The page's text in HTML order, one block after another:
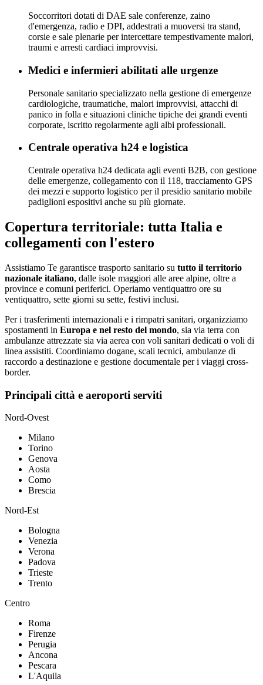
Soccorritori dotati di DAE sale conferenze, zaino
d'emergenza, radio e DPI, addestrati a muoversi tra stand,
corsie e sale plenarie per intercettare tempestivamente malori,
traumi e arresti cardiaci improvvisi.
Medici e infermieri abilitati alle urgenze
Personale sanitario specializzato nella gestione di emergenze
cardiologiche, traumatiche, malori improvvisi, attacchi di
panico in folla e situazioni cliniche tipiche dei grandi eventi
corporate, iscritto regolarmente agli albi professionali.
Centrale operativa h24 e logistica
Centrale operativa h24 dedicata agli eventi B2B, con gestione
delle emergenze, collegamento con il 118, tracciamento GPS
dei mezzi e supporto logistico per il presidio sanitario mobile
padiglioni espositivi anche su più giornate.
Copertura territoriale: tutta Italia e
collegamenti con l'estero
Assistiamo Te garantisce trasporto sanitario su tutto il territorio
nazionale italiano, dalle isole maggiori alle aree alpine, oltre a
province e comuni periferici. Operiamo ventiquattro ore su
ventiquattro, sette giorni su sette, festivi inclusi.
Per i trasferimenti internazionali e i rimpatri sanitari, organizziamo
spostamenti in Europa e nel resto del mondo, sia via terra con
ambulanze attrezzate sia via aerea con voli sanitari dedicati o voli di
linea assistiti. Coordiniamo dogane, scali tecnici, ambulanze di
raccordo a destinazione e gestione documentale per i viaggi cross-
border.
Principali città e aeroporti serviti
Nord-Ovest
Milano
Torino
Genova
Aosta
Como
Brescia
Nord-Est
Bologna
Venezia
Verona
Padova
Trieste
Trento
Centro
Roma
Firenze
Perugia
Ancona
Pescara
L'Aquila